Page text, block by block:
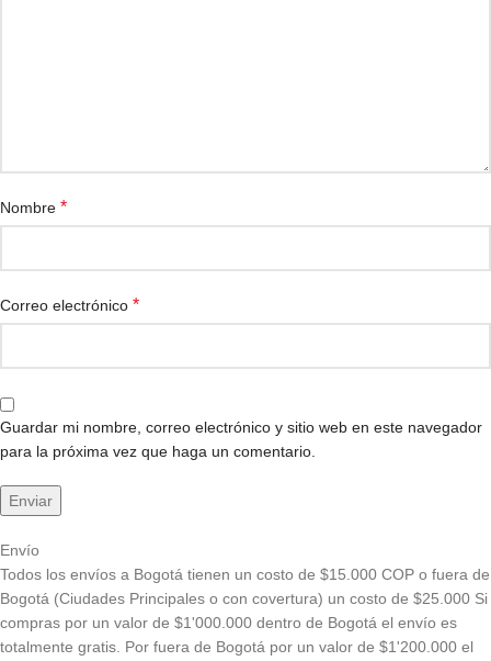
Nombre *
Correo electrónico *
Guardar mi nombre, correo electrónico y sitio web en este navegador
para la próxima vez que haga un comentario.
Envío
Todos los envíos a Bogotá tienen un costo de $15.000 COP o fuera de
Bogotá (Ciudades Principales o con covertura) un costo de $25.000 Si
compras por un valor de $1'000.000 dentro de Bogotá el envío es
totalmente gratis. Por fuera de Bogotá por un valor de $1'200.000 el